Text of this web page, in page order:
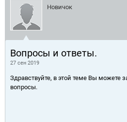
Новичок
Вопросы и ответы.
27 сен 2019
Здравствуйте, в этой теме Вы можете
вопросы.